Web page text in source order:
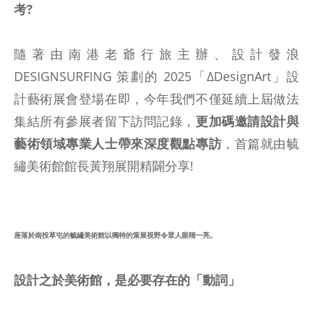
考?
隨著由南港老爺行旅主辦、設計發浪
DESIGNSURFING 策劃的 2025「ΔDesignArt」設
計藝術展會登場在即，今年我們不僅延續上屆做法
集結所有參展者留下訪問記錄， 更加碼邀請設計與
藝術領域專業人士帶來深度觀點專訪 ，首篇就由毓
繡美術館館長黃翔展開精闢分享!
座落於南投草屯的毓繡美術館以獨特的策展視野令眾人眼睛一亮。
設計之於美術館，是必要存在的「動詞」